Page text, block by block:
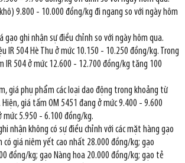
9.800 - 10.000 đồng/kg đi ngang so với ngày hôm
gạo ghi nhận sự điều chỉnh so với ngày hôm qua.
IR 504 Hè Thu ở mức 10.150 - 10.250 đồng/kg. Trong
IR 504 ở mức 12.600 - 12.700 đồng/kg tăng 100
giá phụ phẩm các loại dao động trong khoảng từ
giá tấm OM 5451 đang ở mức 9.400 - 9.600
mức 5.950 - 6.100 đồng/kg.
nhận không có sự điều chỉnh với các mặt hàng gạo
có giá niêm yết cao nhất 28.000 đồng/kg; gạo
đồng/kg; gạo Nàng hoa 20.000 đồng/kg; gạo tẻ